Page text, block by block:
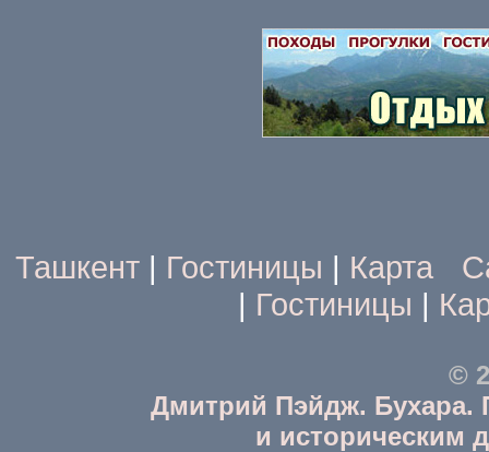
Ташкент | Гостиницы | Карта
| Гостиницы |
©
Дмитрий Пэйдж. Бухара.
и историческим